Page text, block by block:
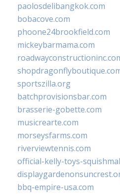
paolosdelibangkok.com
bobacove.com
phoone24brookfield.com
mickeybarmama.com
sportszilla.org
batchprovisionsbar.com
brasserie-gobette.com
musicrearte.com
morseysfarms.com
riverviewtennis.com
official-kelly-toys-
bbq-empire-usa.com